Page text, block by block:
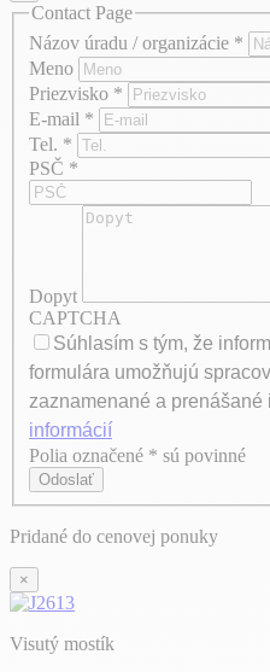
Contact Page
Názov úradu / organizácie *
Meno
Priezvisko *
E-mail *
Tel. *
PSČ *
Dopyt
CAPTCHA
Súhlasím s tým, že
formulára umožňujú
zaznamenané a prenášané
informácií
Axeptio consent
Polia označené * sú povinné
Odoslať
Pridané do cenovej ponuky
×
Visutý mostík